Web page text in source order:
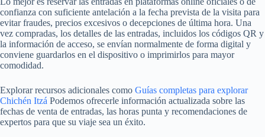
confianza con suficiente antelación a la fecha prevista de la visita para
evitar fraudes, precios excesivos o decepciones de última hora. Una
vez compradas, los detalles de las entradas, incluidos los códigos QR y
la información de acceso, se envían normalmente de forma digital y
conviene guardarlos en el dispositivo o imprimirlos para mayor
comodidad.
Explorar recursos adicionales como Guías completas para explorar
Chichén Itzá Podemos ofrecerle información actualizada sobre las
fechas de venta de entradas, las horas punta y recomendaciones de
expertos para que su viaje sea un éxito.